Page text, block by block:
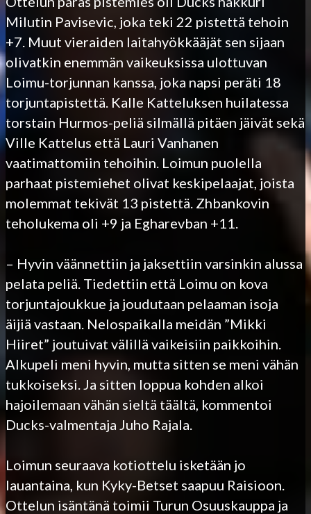
Milutin Pavisevic, joka teki 22 pistettä tehoin
+7. Muut vieraiden laitahyökkääjät sen sijaan
olivatkin enemmän vaikeuksissa ulottuvan
Loimu-torjunnan kanssa, joka napsi peräti 18
torjuntapistettä. Kalle Katteluksen huilatessa
torstain Hurmos-peliä silmällä pitäen jäivät sekä
Ville Kattelus että Lauri Vanhanen
vaatimattomiin tehoihin. Loimun puolella
parhaat pistemiehet olivat keskipelaajat, joista
molemmat tekivät 13 pistettä. Zhbankovin
teholukema oli +9 ja Egharevban +11.
– Hyvin väännettiin ja jaksettiin varsinkin alussa
pelata peliä. Tiedettiin että Loimu on kova
torjuntajoukkue ja joudutaan pelaaman isoja
äijiä vastaan. Nelospaikalla meidän ”Mikki
Hiiret” joutuivat välillä vaikeisiin paikkoihin.
Alkupeli meni hyvin, mutta sitten se meni vähän
tukkoiseksi. Ja sitten loppua kohden alkoi
hajoilemaan vähän sieltä täältä, kommentoi
Ducks-valmentaja Juho Rajala.
Loimun seuraava kotiottelu isketään jo
lauantaina, kun Kyky-Betset saapuu Raisioon.
Ottelun isäntänä toimii Turun Osuuskauppa ja